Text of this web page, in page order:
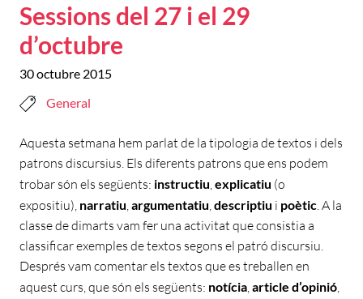
Sessions del 27 i el 29
d’octubre
30 octubre 2015
General
Aquesta setmana hem parlat de la tipologia de textos i dels
patrons discursius. Els diferents patrons que ens podem
trobar són els següents: instructiu,explicatiu (o
expositiu), narratiu,argumentatiu,descriptiu i poètic. A la
classe de dimarts vam fer una activitat que consistia a
classificar exemples de textos segons el patró discursiu.
Després vam comentar els textos que es treballen en
aquest curs, que són els següents: notícia,article d’opinió,